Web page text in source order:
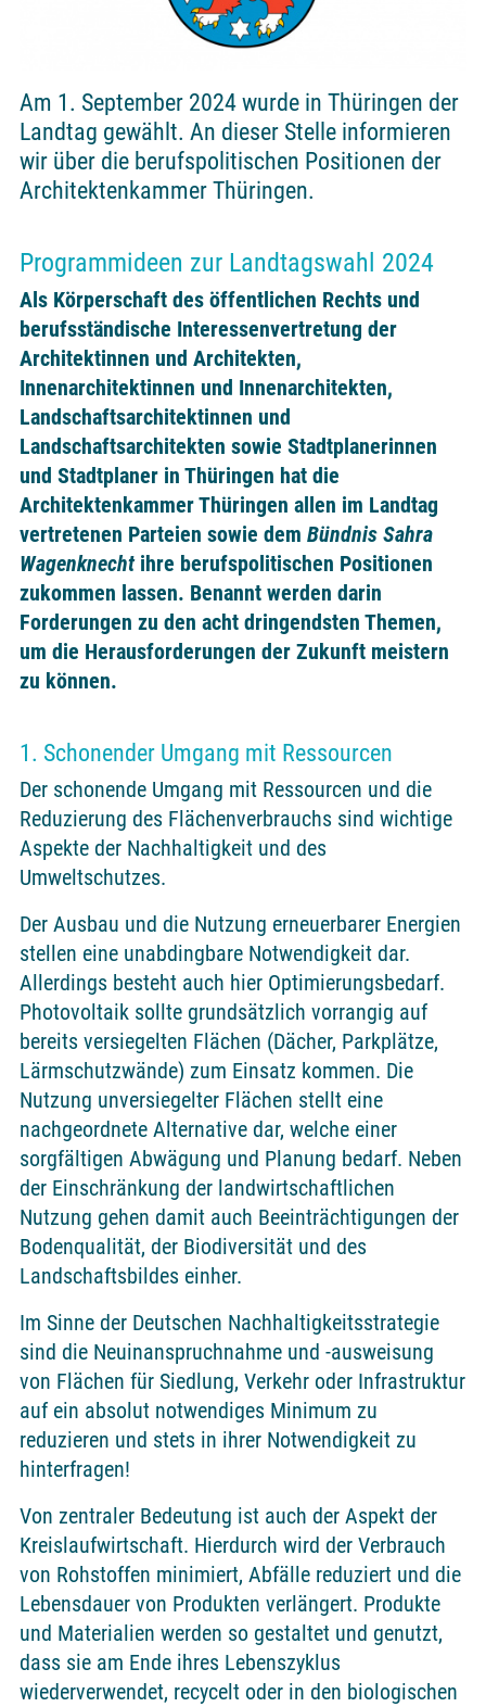
Am 1. September 2024 wurde in Thüringen der
Landtag gewählt. An dieser Stelle informieren
wir über die berufspolitischen Positionen der
Architektenkammer Thüringen.
Programmideen zur Landtagswahl 2024
Als Körperschaft des öffentlichen Rechts und
berufsständische Interessenvertretung der
Architektinnen und Architekten,
Innenarchitektinnen und Innenarchitekten,
Landschaftsarchitektinnen und
Landschaftsarchitekten sowie Stadtplanerinnen
und Stadtplaner in Thüringen hat die
Architektenkammer Thüringen allen im Landtag
vertretenen Parteien sowie dem Bündnis Sahra
Wagenknechtihre berufspolitischen Positionen
zukommen lassen. Benannt werden darin
Forderungen zu den acht dringendsten Themen,
um die Herausforderungen der Zukunft meistern
zu können.
1. Schonender Umgang mit Ressourcen
Der schonende Umgang mit Ressourcen und die
Reduzierung des Flächenverbrauchs sind wichtige
Aspekte der Nachhaltigkeit und des
Umweltschutzes.
Der Ausbau und die Nutzung erneuerbarer Energien
stellen eine unabdingbare Notwendigkeit dar.
Allerdings besteht auch hier Optimierungsbedarf.
Photovoltaik sollte grundsätzlich vorrangig auf
bereits versiegelten Flächen (Dächer, Parkplätze,
Lärmschutzwände) zum Einsatz kommen. Die
Nutzung unversiegelter Flächen stellt eine
nachgeordnete Alternative dar, welche einer
sorgfältigen Abwägung und Planung bedarf. Neben
der Einschränkung der landwirtschaftlichen
Nutzung gehen damit auch Beeinträchtigungen der
Bodenqualität, der Biodiversität und des
Landschaftsbildes einher.
Im Sinne der Deutschen Nachhaltigkeitsstrategie
sind die Neuinanspruchnahme und -ausweisung
von Flächen für Siedlung, Verkehr oder Infrastruktur
auf ein absolut notwendiges Minimum zu
reduzieren und stets in ihrer Notwendigkeit zu
hinterfragen!
Von zentraler Bedeutung ist auch der Aspekt der
Kreislaufwirtschaft. Hierdurch wird der Verbrauch
von Rohstoffen minimiert, Abfälle reduziert und die
Lebensdauer von Produkten verlängert. Produkte
und Materialien werden so gestaltet und genutzt,
dass sie am Ende ihres Lebenszyklus
wiederverwendet, recycelt oder in den biologischen